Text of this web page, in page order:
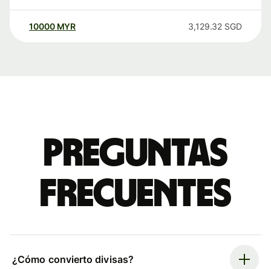
10000 MYR 3,129.32 SGD
Preguntas
frecuentes
¿Cómo convierto divisas?